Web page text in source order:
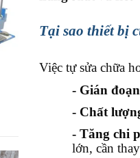
Tại sao thiết bị
Việc tự sửa chữa
- Gián
- Chất
- Tăng chi
lớn, cần